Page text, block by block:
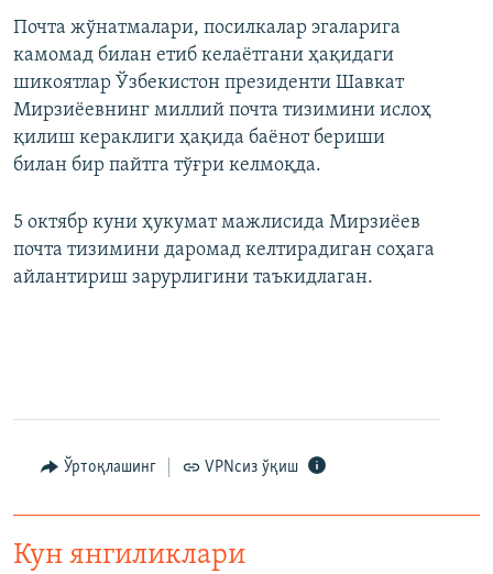
Почта жўнатмалари, посилкалар эгаларига
камомад билан етиб келаётгани ҳақидаги
шикоятлар Ўзбекистон президенти Шавкат
Мирзиёевнинг миллий почта тизимини ислоҳ
қилиш кераклиги ҳақида баёнот бериши
билан бир пайтга тўғри келмоқда.
5 октябр куни ҳукумат мажлисида Мирзиёев
почта тизимини даромад келтирадиган соҳага
айлантириш зарурлигини таъкидлаган.
Ўртоқлашинг VPNсиз ўқиш
Кун янгиликлари